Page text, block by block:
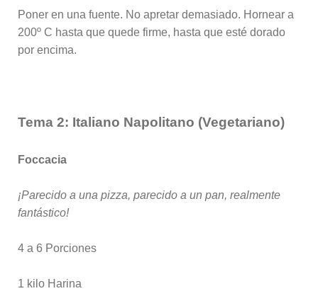
Poner en una fuente. No apretar demasiado. Hornear a
200º C hasta que quede firme, hasta que esté dorado
por encima.
Tema 2: Italiano Napolitano (Vegetariano)
Foccacia
¡Parecido a una pizza, parecido a un pan, realmente
fantástico!
4 a 6 Porciones
1 kilo Harina